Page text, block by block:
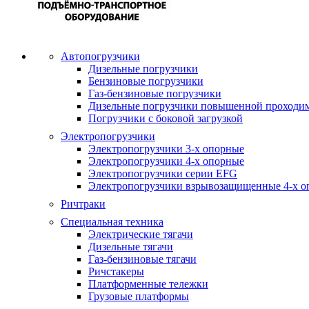
Автопогрузчики
Дизельные погрузчики
Бензиновые погрузчики
Газ-бензиновые погрузчики
Дизельные погрузчики повышенной
Погрузчики с боковой загрузкой
Электропогрузчики
Электропогрузчики 3-х опорные
Электропогрузчики 4-х опорные
Электропогрузчики серии EFG
Электропогрузчики взрывозащищенные 4-х
Ричтраки
Специальная техника
Электрические тягачи
Дизельные тягачи
Газ-бензиновые тягачи
Ричстакеры
Платформенные тележки
Грузовые платформы